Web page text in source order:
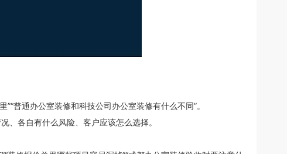
普通办公室装修和科技公司办公室装修有什么不同”。
、各自有什么风险、客户应该怎么选择。